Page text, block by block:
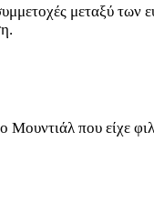
μεταξύ των
Μουντιάλ που είχε